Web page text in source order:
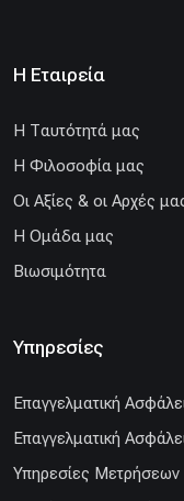
Η Εταιρεία
H Ταυτότητά μας
Η Φιλοσοφία μας
Οι Αξίες & οι Αρχές
Η Ομάδα μας
Βιωσιμότητα
Υπηρεσίες
Επαγγελματική
Επαγγελματική
Υπηρεσίες Μετρήσεων